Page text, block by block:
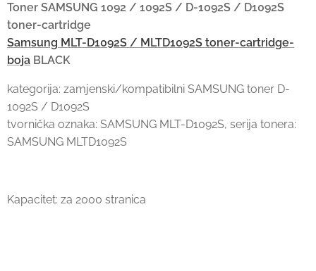
Toner SAMSUNG 1092 / 1092S / D-1092S / D1092S
toner-cartridge
Samsung MLT-D1092S / MLTD1092S toner-cartridge-
boja BLACK
kategorija: zamjenski/kompatibilni SAMSUNG toner D-
1092S / D1092S
tvornička oznaka: SAMSUNG MLT-D1092S, serija tonera:
SAMSUNG MLTD1092S
Kapacitet: za 2000 stranica